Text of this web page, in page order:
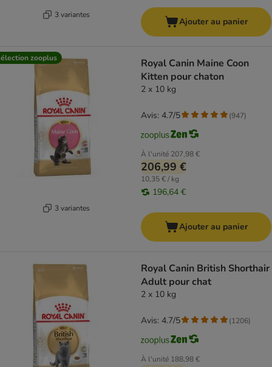
3 variantes
Ajouter au panier
zooplus
3 variantes
Royal Canin Maine Coon
Kitten pour chaton
2 x 10 kg
À l'unité 207,98 €
206,99 €
10,35 € / kg
196,64 €
Avis: 4.7/5 (947)
Ajouter au panier
Royal Canin British Shorthair
Adult pour chat
2 x 10 kg
À l'unité 188,98 €
Avis: 4.7/5 (1206)